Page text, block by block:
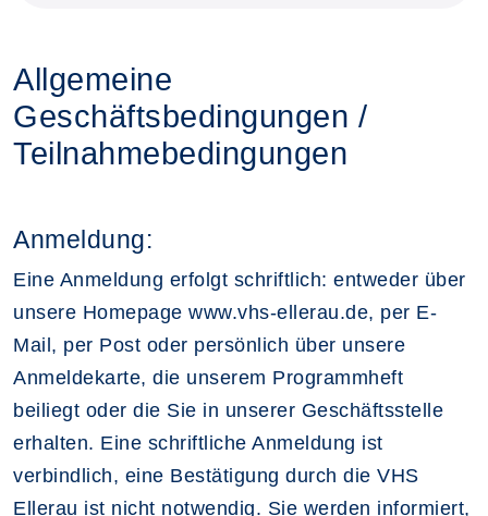
Allgemeine
Geschäftsbedingungen /
Teilnahmebedingungen
Anmeldung:
Eine Anmeldung erfolgt schriftlich: entweder über
unsere Homepage www.vhs-ellerau.de, per E-
Mail, per Post oder persönlich über unsere
Anmeldekarte, die unserem Programmheft
beiliegt oder die Sie in unserer Geschäftsstelle
erhalten. Eine schriftliche Anmeldung ist
verbindlich, eine Bestätigung durch die VHS
Ellerau ist nicht notwendig. Sie werden informiert,